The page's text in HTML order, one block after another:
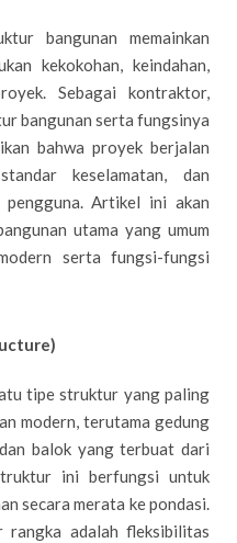
bangunan memainkan
kekokohan, keindahan,
Sebagai kontraktor,
bangunan serta fungsinya
bahwa proyek berjalan
keselamatan, dan
pengguna. Artikel ini akan
utama yang umum
serta fungsi-fungsi
tipe struktur yang paling
modern, terutama gedung
balok yang terbuat dari
ini berfungsi untuk
secara merata ke pondasi.
adalah fleksibilitas